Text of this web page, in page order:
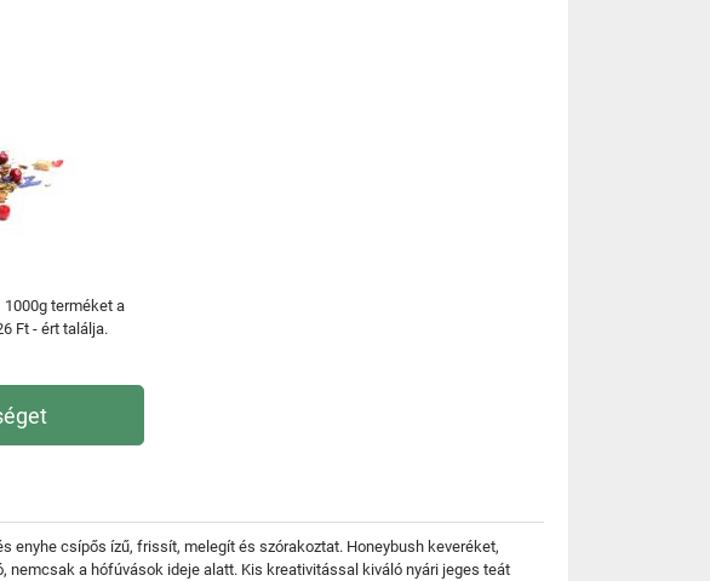
1000g terméket a
Ft - ért találja.
enyhe csípős ízű, frissít, melegít és szórakoztat. Honeybush keveréket,
a hófúvások ideje alatt. Kis kreativitással kiváló nyári jeges teát